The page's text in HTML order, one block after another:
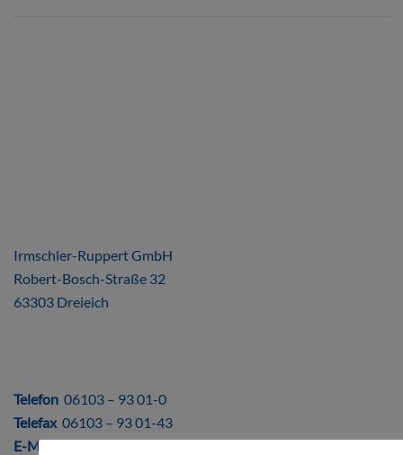
Irmschler-Ruppert GmbH
Robert-Bosch-Straße 32
63303 Dreieich
Telefon 06103 – 93 01-0
Telefax06103 – 93 01-43
E-Mailinfo@ir-repro.de